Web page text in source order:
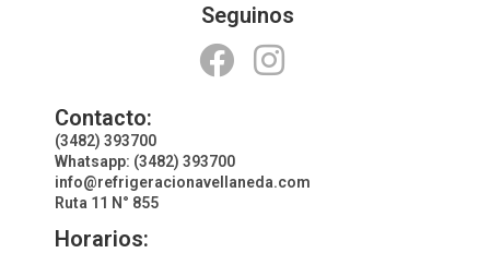
Seguinos
Contacto:
(3482) 393700
Whatsapp: (3482) 393700
info@refrigeracionavellaneda.com
Ruta 11 N° 855
Horarios: